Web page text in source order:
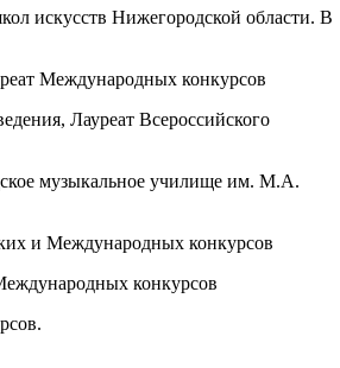
искусств Нижегородской области. В
Международных конкурсов
Лауреат Всероссийского
музыкальное училище им. М.А.
и Международных конкурсов
конкурсов